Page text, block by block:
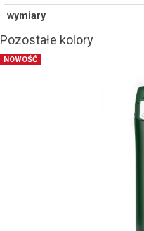
wymiary
Pozostałe kolory
NOWOŚĆ